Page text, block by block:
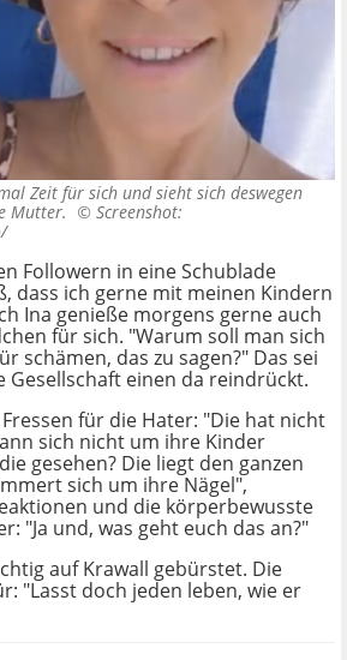
Zeit für sich und sieht sich deswegen
Mutter. © Screenshot:
Followern in eine Schublade
dass ich gerne mit meinen Kindern
Ina genieße morgens gerne auch
für sich. "Warum soll man sich
schämen, das zu sagen?" Das sei
Gesellschaft einen da reindrückt.
für die Hater: "Die hat nicht
sich nicht um ihre Kinder
gesehen? Die liegt den ganzen
sich um ihre Nägel",
und die körperbewusste
"Ja und, was geht euch das an?"
auf Krawall gebürstet. Die
"Lasst doch jeden leben, wie er